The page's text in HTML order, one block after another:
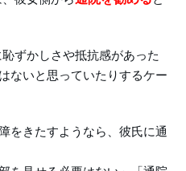
ずかしさや抵抗感があった
ないと思っていたりするケー
をきたすようなら、彼氏に通